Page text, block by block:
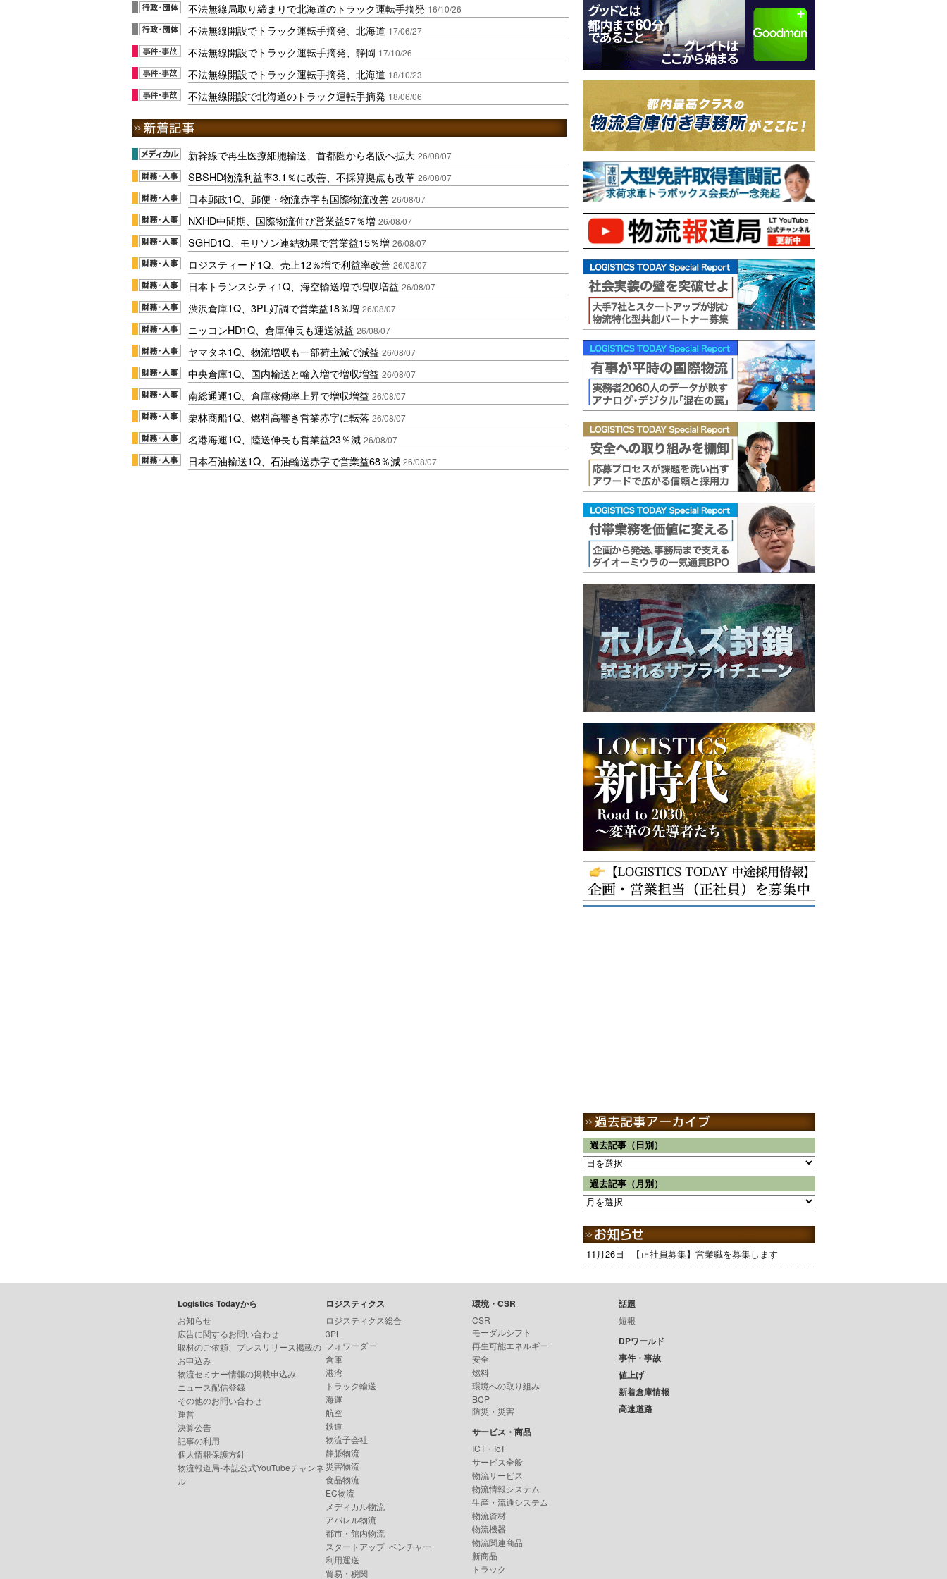
不法無線局取り締まりで北海道のトラック運転手摘発 16/10/26
不法無線開設でトラック運転手摘発、北海道 17/06/27
不法無線開設でトラック運転手摘発、静岡 17/10/26
不法無線開設でトラック運転手摘発、北海道 18/10/23
不法無線開設で北海道のトラック運転手摘発 18/06/06
新幹線で再生医療細胞輸送、首都圏から名阪へ拡大 26/08/07
SBSHD物流利益率3.1％に改善、不採算拠点も改革 26/08/07
日本郵政1Q、郵便・物流赤字も国際物流改善 26/08/07
NXHD中間期、国際物流伸び営業益57％増 26/08/07
SGHD1Q、モリソン連結効果で営業益15％増 26/08/07
ロジスティード1Q、売上12％増で利益率改善 26/08/07
日本トランスシティ1Q、海空輸送増で増収増益 26/08/07
渋沢倉庫1Q、3PL好調で営業益18％増 26/08/07
ニッコンHD1Q、倉庫伸長も運送減益 26/08/07
ヤマタネ1Q、物流増収も一部荷主減で減益 26/08/07
中央倉庫1Q、国内輸送と輸入増で増収増益 26/08/07
南総通運1Q、倉庫稼働率上昇で増収増益 26/08/07
栗林商船1Q、燃料高響き営業赤字に転落 26/08/07
名港海運1Q、陸送伸長も営業益23％減 26/08/07
日本石油輸送1Q、石油輸送赤字で営業益68％減 26/08/07
過去記事（日別）
過去記事（月別）
11月26日 【正社員募集】営業職を募集します
Logistics Todayから
お知らせ
広告に関するお問い合わせ
取材のご依頼、プレスリリース掲載の
お申込み
物流セミナー情報の掲載申込み
ニュース配信登録
その他のお問い合わせ
運営
決算公告
記事の利用
個人情報保護方針
物流報道局-本誌公式YouTubeチャンネ
ル-
ロジスティクス
ロジスティクス総合
3PL
フォワーダー
倉庫
港湾
トラック輸送
海運
航空
鉄道
物流子会社
静脈物流
災害物流
食品物流
EC物流
メディカル物流
アパレル物流
都市・館内物流
スタートアップ･ベンチャー
利用運送
貿易・税関
環境・CSR
CSR
モーダルシフト
再生可能エネルギー
安全
燃料
環境への取り組み
BCP
防災・災害
サービス・商品
ICT・IoT
サービス全般
物流サービス
物流情報システム
生産・流通システム
物流資材
物流機器
物流関連商品
新商品
トラック
話題
短報
DPワールド
事件・事故
値上げ
新着倉庫情報
高速道路